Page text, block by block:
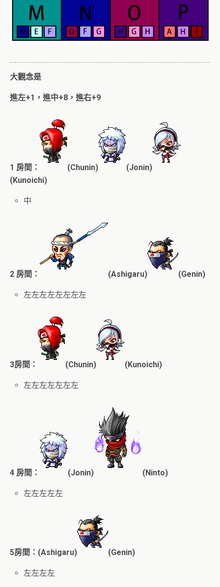
大觀念是
進左+1，進中+8，進右+9
1 房間： (Chunin)
(Jonin)
(Kunoichi)
中
2 房間： (Ashigaru) (Genin)
左左左左左左左左
3房間： (Chunin) (Kunoichi)
左左左左左左左
4 房間： (Jonin) (Ninto)
左左左左左
5房間： (Ashigaru) (Genin)
左左左左